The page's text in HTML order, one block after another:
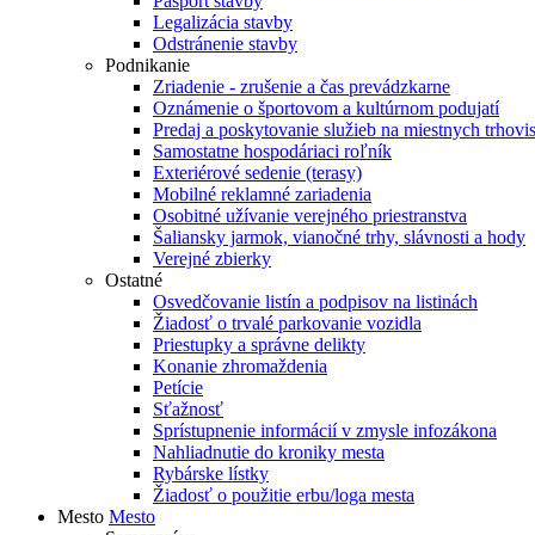
Legalizácia stavby
Odstránenie stavby
Podnikanie
Zriadenie - zrušenie a čas prevádzkarne
Oznámenie o športovom a kultúrnom podujatí
Predaj a poskytovanie služieb na miestnych
Samostatne hospodáriaci roľník
Exteriérové sedenie (terasy)
Mobilné reklamné zariadenia
Osobitné užívanie verejného priestranstva
Šaliansky jarmok, vianočné trhy, slávnosti a hody
Verejné zbierky
Ostatné
Osvedčovanie listín a podpisov na listinách
Žiadosť o trvalé parkovanie vozidla
Priestupky a správne delikty
Konanie zhromaždenia
Petície
Sťažnosť
Sprístupnenie informácií v zmysle infozákona
Nahliadnutie do kroniky mesta
Rybárske lístky
Žiadosť o použitie erbu/loga mesta
Mesto Mesto